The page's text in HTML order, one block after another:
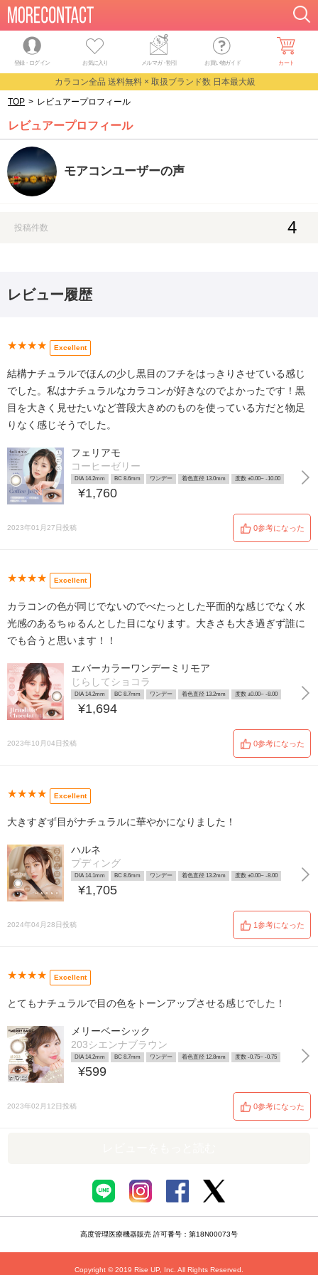
登録・ログイン お気に入り メルマガ・割引 お買い物ガイド カート
カラコン全品 送料無料 × 取扱ブランド数 日本最大級
TOP > レビュアープロフィール
レビュアープロフィール
モアコンユーザーの声
投稿件数 4
レビュー履歴
★★★★ Excellent
結構ナチュラルでほんの少し黒目のフチをはっきりさせている感じ
でした。私はナチュラルなカラコンが好きなのでよかったです！黒
目を大きく見せたいなど普段大きめのものを使っている方だと物足
りなく感じそうでした。
フェリアモ
コーヒーゼリー
DIA 14.2mm BC 8.6mm ワンデー 着色直径 13.0mm 度数 ±0.00~ -10.00
¥1,760
2023年01月27日投稿 0参考になった
★★★★ Excellent
カラコンの色が同じでないのでべたっとした平面的な感じでなく水
光感のあるちゅるんとした目になります。大きさも大き過ぎず誰に
でも合うと思います！！
エバーカラーワンデーミリモア
じらしてショコラ
DIA 14.2mm BC 8.7mm ワンデー 着色直径 13.2mm 度数 ±0.00~ -8.00
¥1,694
2023年10月04日投稿 0参考になった
★★★★ Excellent
大きすぎず目がナチュラルに華やかになりました！
ハルネ
プディング
DIA 14.1mm BC 8.6mm ワンデー 着色直径 13.2mm 度数 ±0.00~ -8.00
¥1,705
2024年04月28日投稿 1参考になった
★★★★ Excellent
とてもナチュラルで目の色をトーンアップさせる感じでした！
メリーベーシック
203シエンナブラウン
DIA 14.2mm BC 8.7mm ワンデー 着色直径 12.8mm 度数 -0.75~ -0.75
¥599
2023年02月12日投稿 0参考になった
高度管理医療機器販売 許可番号：第18N00073号
Copyright © 2019 Rise UP, Inc. All Rights Reserved.